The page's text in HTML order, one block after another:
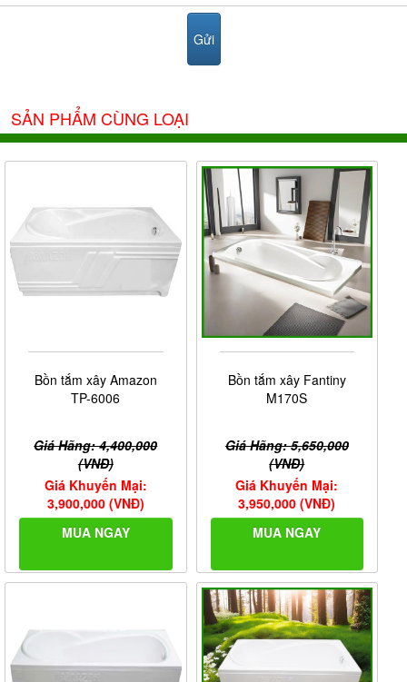
theo đó những phần quà vô cùng hấp dẫn.
Tham khảo thêm dòng sản phẩm bồn tắm massage sản
xuất trong nư đang được ưa chuộng tại thị trường Việt:
Đây là dòng sản phẩmbồn tắm
hiện nay và đang là sản phẩm cực kỳ quan trọng và cần
thiết cho phòng tắm hiện đại. Bồn tắm không chỉ để sử
dụng cho mục đích tắm và thư giãn mà nó còn góp
phần mang lại cho không gian phòng tắm sự sang trọng
vượt bậc. Khi mua bồn tắm chính hãng sẽ nhận được
nhiều ưu đãi tốt nhất tại Phương Đông.
SẢN PHẨM CÙNG LOẠI
Bồn tắm xây Amazon
TP-6006
Giá Hãng: 4,400,000
(VNĐ)
Giá Khuyến Mại:
3,900,000 (VNĐ)
MUA NGAY
Bồn tắm xây Fantiny
M170S
Giá Hãng: 5,650,000
(VNĐ)
Giá Khuyến Mại:
3,950,000 (VNĐ)
MUA NGAY